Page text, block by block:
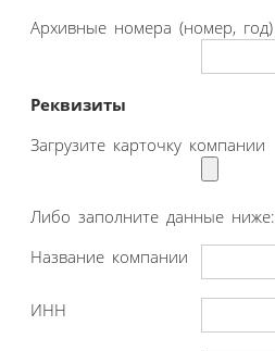
Архивные номера (номер, год)
Реквизиты
Загрузите карточку компании
Либо заполните данные ниже:
Название компании
ИНН